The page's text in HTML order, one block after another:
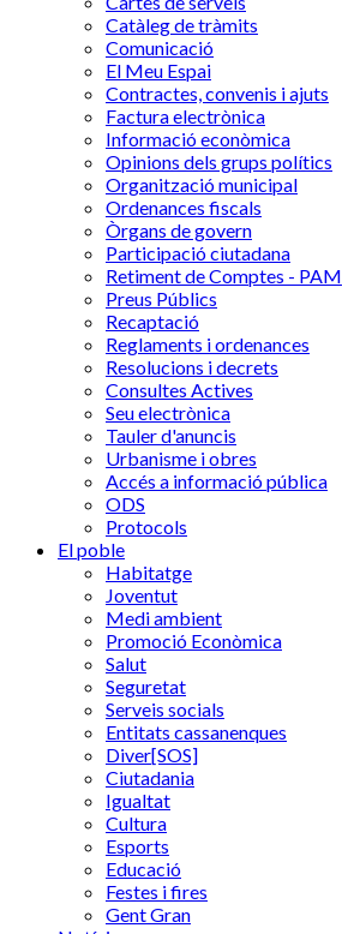
Catàleg de tràmits
Comunicació
El Meu Espai
Contractes, convenis i ajuts
Factura electrònica
Informació econòmica
Opinions dels grups polítics
Organització municipal
Ordenances fiscals
Òrgans de govern
Participació ciutadana
Retiment de Comptes - PAM
Preus Públics
Recaptació
Reglaments i ordenances
Resolucions i decrets
Consultes Actives
Seu electrònica
Tauler d'anuncis
Urbanisme i obres
Accés a informació pública
ODS
Protocols
El poble
Habitatge
Joventut
Medi ambient
Promoció Econòmica
Salut
Seguretat
Serveis socials
Entitats cassanenques
Diver[SOS]
Ciutadania
Igualtat
Cultura
Esports
Educació
Festes i fires
Gent Gran